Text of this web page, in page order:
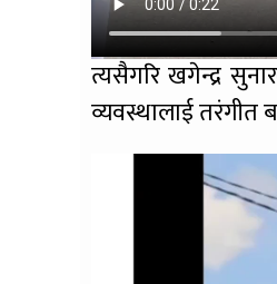
त्यसैगरि खगेन्द्र
व्यवस्थालाई तरंगीत